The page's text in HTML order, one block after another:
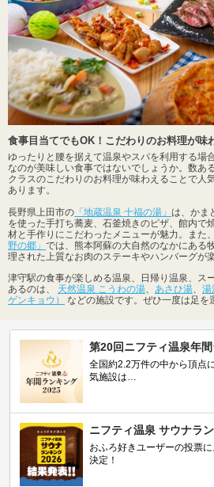
食事目当てでもOK！こだわりのお料理が味
ゆったりと腰を据えて温泉やスパを利用する場
なのが美味しい食事ではないでしょうか。数あ
クラスのこだわりのお料理が味わえることで人
あります。
長野県上田市の 「地蔵温泉 十福の湯」 は、かま
を使った手打ち蕎麦、石釜焼きのピザ、館内で
材と手作りにこだわったメニューが魅力。また
野の郷」 では、熊本阿蘇の大自然のなかにある
理された上質なお肉のステーキやハンバーグが
津守駅の食事が楽しめる温泉、日帰り温泉、ス
あるのは、 天然温泉 こうわの湯、 あさひ湯、 湯
ゲンキョウ）
などの施設です。ぜひ一度は足を
第20回ニフティ温泉年
全国約2.2万件の中から頂点
気施設は…
ニフティ温泉 サウナラ
おふろ好きユーザーの投票
決定！